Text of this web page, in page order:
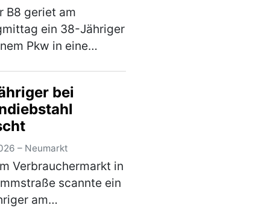
B8 geriet am
ein 38-Jähriger
Pkw in eine
Fahrzeug
hatte, die zum
d…(mehr)
bei
– Neumarkt
Verbrauchermarkt in
scannte ein
am